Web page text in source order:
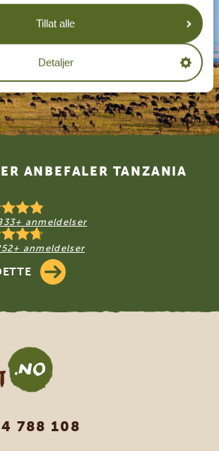
Tillat alle
Detaljer
ANBEFALER TANZANIA
anmeldelser
anmeldelser
788 108